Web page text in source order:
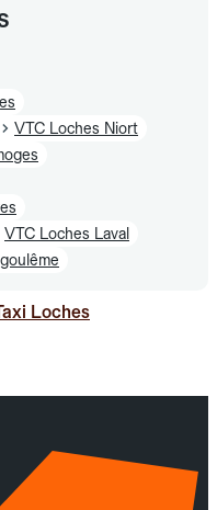
VTC Loches Niort
VTC Loches Laval
Loches